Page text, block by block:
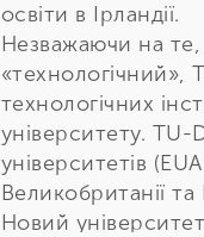
освіти в Ірландії.
Незважаючи на те,
«технологічний»,
технологічних
університету. TU-
університетів
Великобританії та
Новий